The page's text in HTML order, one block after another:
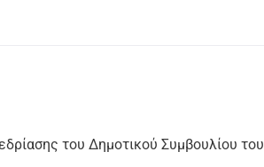
του Δημοτικού Συμβουλίου